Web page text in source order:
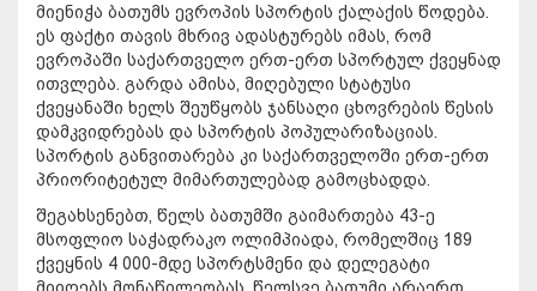
მიენიჭა ბათუმს ევროპის სპორტის ქალაქის წოდება.
ეს ფაქტი თავის მხრივ ადასტურებს იმას, რომ
ევროპაში საქართველო ერთ-ერთ სპორტულ ქვეყნად
ითვლება. გარდა ამისა, მიღებული სტატუსი
ქვეყანაში ხელს შეუწყობს ჯანსაღი ცხოვრების წესის
დამკვიდრებას და სპორტის პოპულარიზაციას.
სპორტის განვითარება კი საქართველოში ერთ-ერთ
პრიორიტეტულ მიმართულებად გამოცხადდა.
შეგახსენებთ, წელს ბათუმში გაიმართება 43-ე
მსოფლიო საჭადრაკო ოლიმპიადა, რომელშიც 189
ქვეყნის 4 000-მდე სპორტსმენი და დელეგატი